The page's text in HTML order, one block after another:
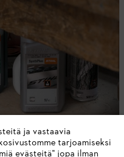
ja vastaavia
tarjoamiseksi
evästeitä" jopa ilman